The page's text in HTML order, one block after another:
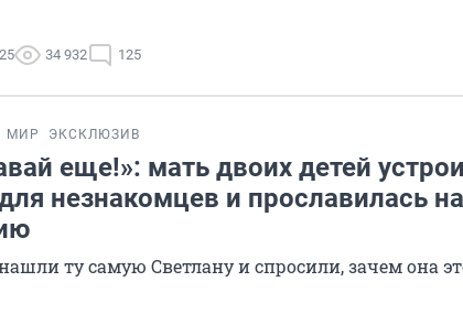
34 932 125
МИР ЭКСКЛЮЗИВ
еще!»: мать двоих детей
незнакомцев и прославилась на
ту самую Светлану и спросили, зачем она